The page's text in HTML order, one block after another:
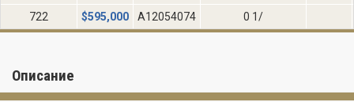
722
$595,000 A12054074 0 1/
Описание